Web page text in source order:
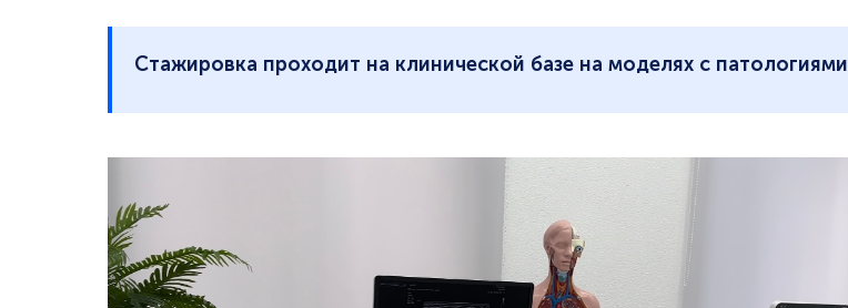
Стажировка проходит на клинической базе на моделях с патологиями